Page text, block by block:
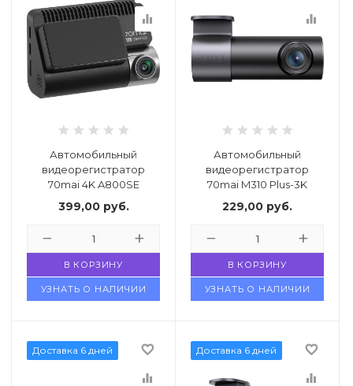
equalizer
Автомобильный
видеорегистратор
70mai 4K A800SE
399,00 руб.
В КОРЗИНУ
УЗНАТЬ О НАЛИЧИИ
equalizer
Автомобильный
видеорегистратор
70mai M310 Plus-3K
229,00 руб.
В КОРЗИНУ
УЗНАТЬ О НАЛИЧИИ
Доставка 6 дней
favorite_border
equalizer
Доставка 6 дней
favorite_border
equalizer